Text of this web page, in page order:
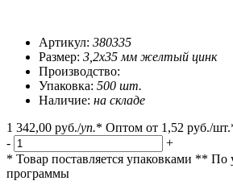
Артикул: 380335
Размер: 3,2х35 мм желтый цинк
Производство:
Упаковка: 500 шт.
Наличие: на складе
1 342,00 руб./уп.* Оптом от 1,52 руб./
-
+
* Товар поставляется упаковками ** По
программы